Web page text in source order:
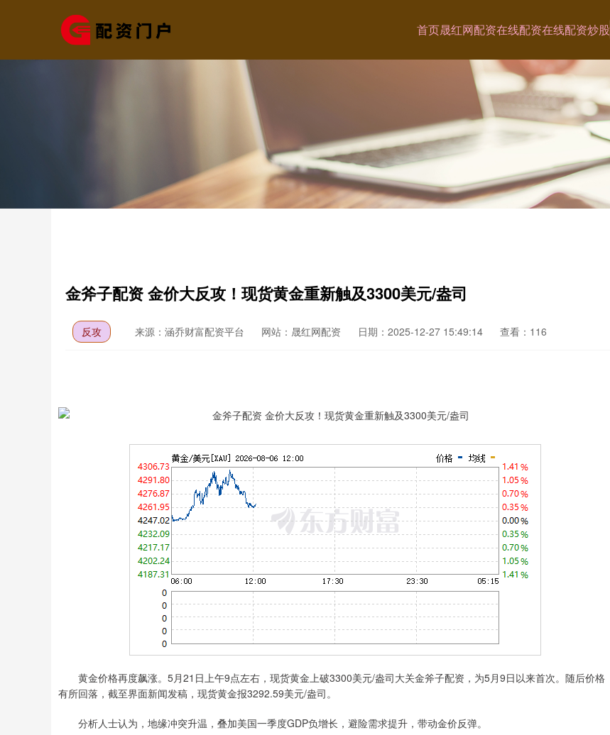
首页晟红网配资在线配资在线配资炒股
金斧子配资 金价大反攻！现货黄金重新触及3300美元/盎司
反攻 来源：涵乔财富配资平台 网站：晟红网配资 日期：2025-12-27 15:49:14 查看：116
黄金价格再度飙涨。5月21日上午9点左右，现货黄金上破3300美元/盎司大关金斧子配资，为5月9日以来首次。随后价格
有所回落，截至界面新闻发稿，现货黄金报3292.59美元/盎司。
分析人士认为，地缘冲突升温，叠加美国一季度GDP负增长，避险需求提升，带动金价反弹。
上证指数 3878.92 0.49 0.01% 深证成指 14070.78 -73.43